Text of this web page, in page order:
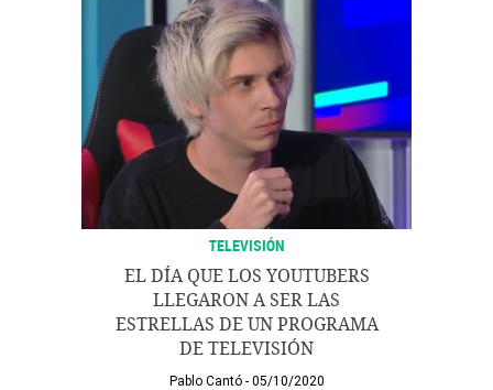
TELEVISIÓN
EL DÍA QUE LOS YOUTUBERS
LLEGARON A SER LAS
ESTRELLAS DE UN PROGRAMA
DE TELEVISIÓN
Pablo Cantó 05/10/2020